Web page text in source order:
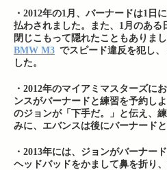
・2012年の1月、バーナードは1日
払わされました。また、1月のある
閉じこもって隠れたこともありま
BMW M3 でスピード違反を犯し
した。
・2012年のマイアミマスターズに
ンスがバーナードと練習を予約し
のジョンが「下手だ。」と伝え、
みに、エバンスは後にバーナード
・2013年には、ジョンがバーナー
ヘッドバッドをかまして鼻を折り